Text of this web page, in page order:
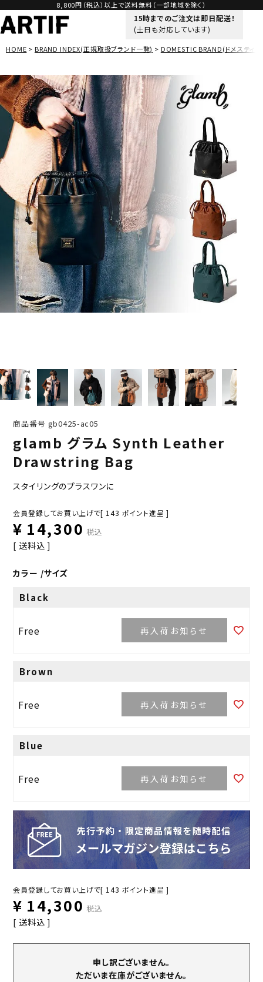
8,800円（税込）以上で送料無料（一部地域を除く）
15時までのご注文は即日配送！
(土日も対応しています)
HOME BRAND INDEX(正規取扱ブランド一覧) DOMESTIC BRAND(ドメスティッ
商品番号 gb0425-ac05
glamb グラム Synth Leather
Drawstring Bag
スタイリングのプラスワンに
会員登録してお買い上げで[ 143 ポイント進呈 ]
¥ 14,300 税込
送料込
カラー サイズ
Black
Free 再入荷お知らせ
Brown
Free 再入荷お知らせ
Blue
Free 再入荷お知らせ
会員登録してお買い上げで[ 143 ポイント進呈 ]
¥ 14,300 税込
送料込
申し訳ございません。
ただいま在庫がございません。